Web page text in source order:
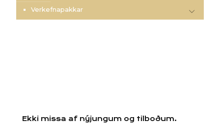
Verkefnapakkar
Ekki missa af nýjungum og tilboðum.